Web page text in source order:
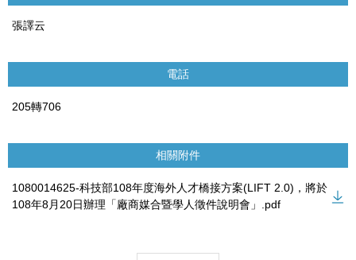
張譯云
電話
205轉706
相關附件
1080014625-科技部108年度海外人才橋接方案(LIFT 2.0)，將於
108年8月20日辦理「廠商媒合暨學人徵件說明會」.pdf